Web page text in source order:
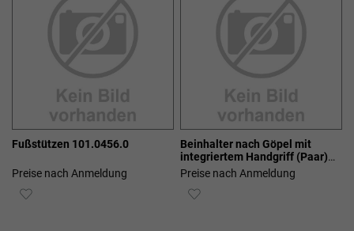
Fußstützen 101.0456.0
Preise nach Anmeldung
ZUR
Beinhalter nach Göpel mit
integriertem Handgriff (Paar)
101.0457.0
Preise nach Anmeldung
ZUR